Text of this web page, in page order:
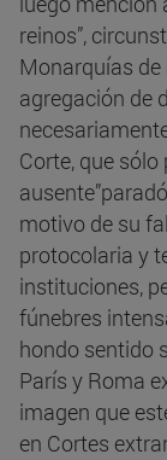
reinos”,
Monarquías de
agregación de
Corte, que sólo
motivo de su
protocolaria y
instituciones,
fúnebres
hondo sentido
París y Roma
imagen que
en Cortes